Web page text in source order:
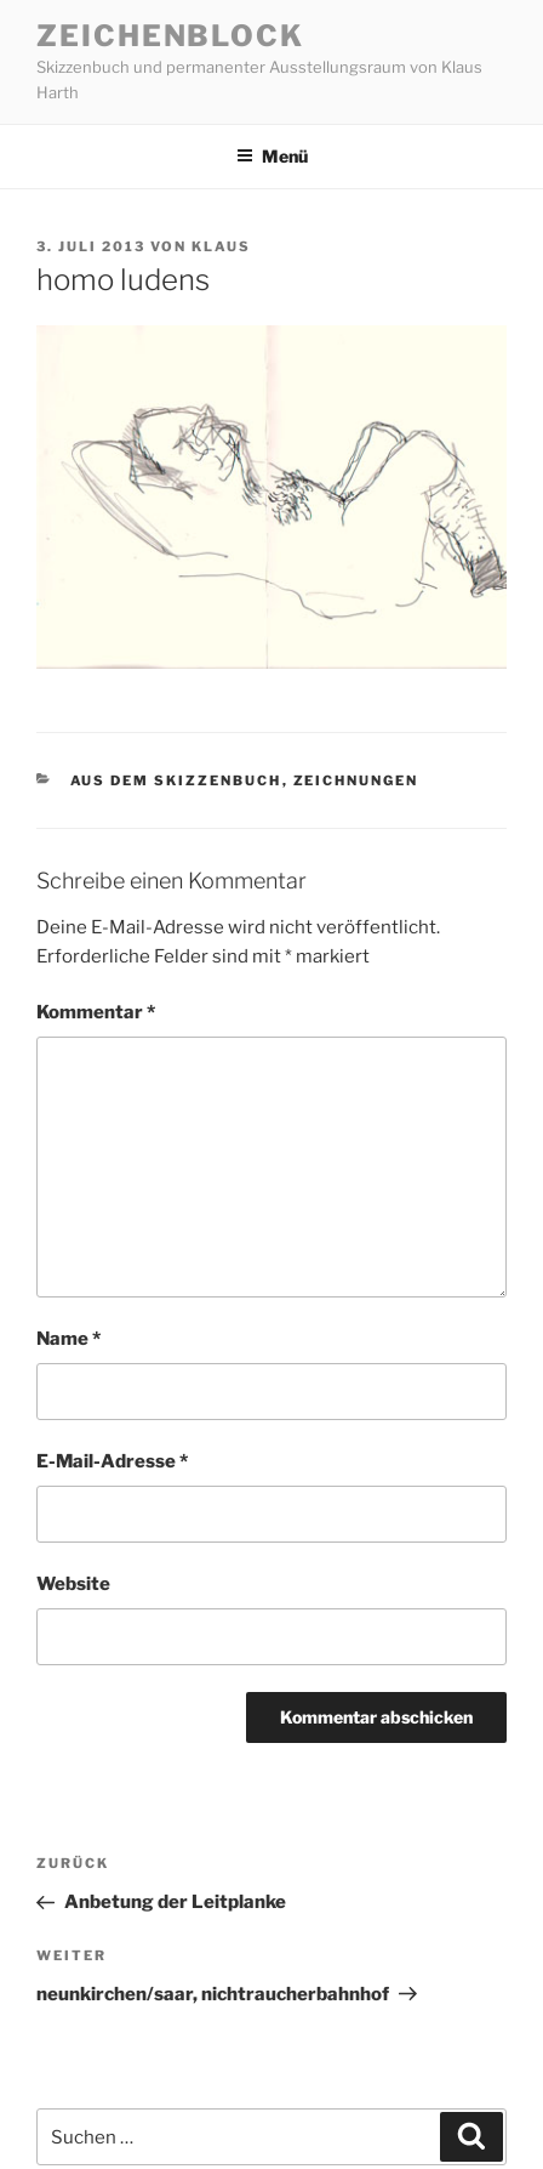
Inhalt
springen
ZEICHENBLOCK
Skizzenbuch und permanenter Ausstellungsraum von Klaus
Harth
Menü
VERÖFFENTLICHT
AM
3. JULI 2013 VON KLAUS
homo ludens
KATEGORIEN
AUS DEM SKIZZENBUCH , ZEICHNUNGEN
Schreibe einen Kommentar
Deine E-Mail-Adresse wird nicht veröffentlicht.
Erforderliche Felder sind mit* markiert
Kommentar*
Name*
E-Mail-Adresse*
Website
Beitragsnavigation
Vorheriger
Beitrag
ZURÜCK
Anbetung der Leitplanke
Nächster
Beitrag
WEITER
neunkirchen/saar, nichtraucherbahnhof
nach: